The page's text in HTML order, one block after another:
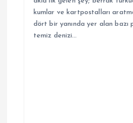
kumlar ve kartpostalları
dört bir yanında yer alan
temiz denizi…